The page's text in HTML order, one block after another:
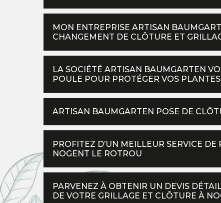
MON ENTREPRISE ARTISAN
CHANGEMENT DE CLÔTURE ET
LA SOCIÉTÉ ARTISAN BAUMGARTEN
POULE POUR PROTÉGER VOS PLANTES
ARTISAN BAUMGARTEN POSE DE
PROFITEZ D’UN MEILLEUR SERVICE
NOGENT LE ROTROU
PARVENEZ À OBTENIR UN DEVIS
DE VOTRE GRILLAGE ET CLÔTURE À